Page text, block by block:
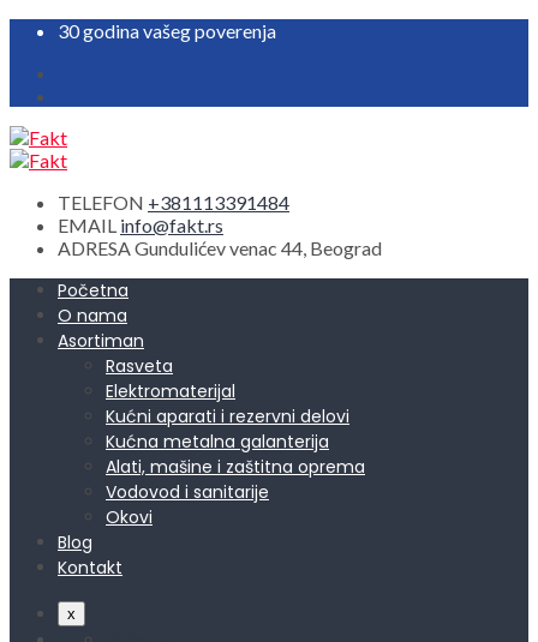
30 godina vašeg poverenja
TELEFON +381113391484
EMAIL info@fakt.rs
ADRESAGundulićev venac 44, Beograd
Početna
O nama
Asortiman
Rasveta
Elektromaterijal
Kućni aparati i rezervni delovi
Kućna metalna galanterija
Alati, mašine i zaštitna oprema
Vodovod i sanitarije
Okovi
Blog
Kontakt
x